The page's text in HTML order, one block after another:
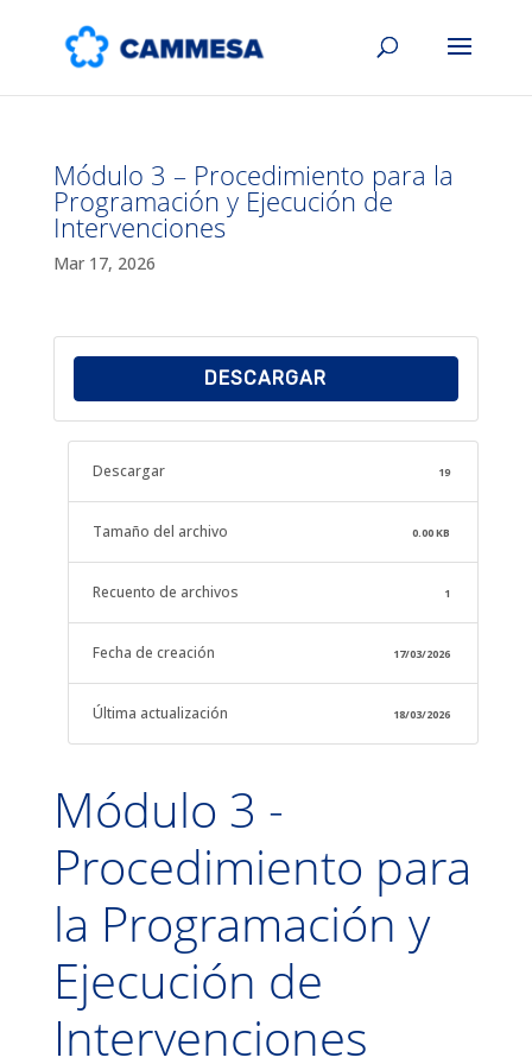
Módulo 3 – Procedimiento para la
Programación y Ejecución de
Intervenciones
Mar 17, 2026
DESCARGAR
Descargar 19
Tamaño del archivo 0.00 KB
Recuento de archivos 1
Fecha de creación 17/03/2026
Última actualización 18/03/2026
Módulo 3 -
Procedimiento para
la Programación y
Ejecución de
Intervenciones